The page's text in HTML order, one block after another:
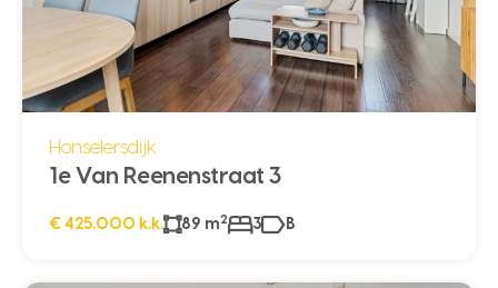
Honselersdijk
1e Van Reenenstraat 3
€ 425.000 k.k. 89 m2 3 B